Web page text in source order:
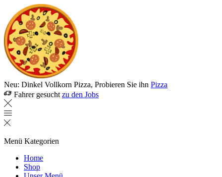
Neu: Dinkel Vollkorn Pizza, Probieren Sie ihn Pizza
Fahrer gesucht zu den Jobs
Menü Kategorien
Home
Shop